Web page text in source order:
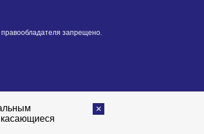
запрещено.
касающиеся